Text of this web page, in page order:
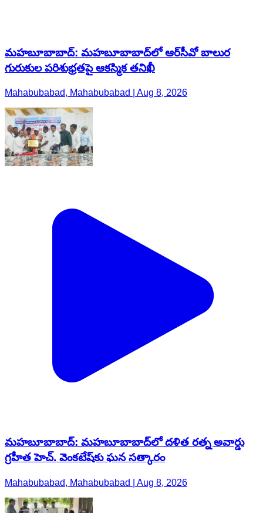
మహబూబాబాద్: మహబూబాబాద్‌లో ఆర్‌సీవో బాలుర
గురుకుల పరిశుభ్రతపై ఆకస్మిక తనిఖీ
Mahabubabad, Mahabubabad | Aug 8, 2026
మహబూబాబాద్: మహబూబాబాద్‌లో దళిత రత్న అవార్డు
గ్రహీత హెచ్. వెంకటేష్‌కు ఘన సత్కారం
Mahabubabad, Mahabubabad | Aug 8, 2026